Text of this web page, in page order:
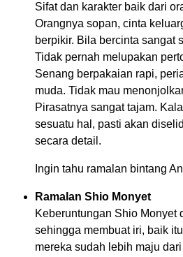
Sifat dan karakter baik dari
Orangnya sopan, cinta
berpikir. Bila bercinta sangat
Tidak pernah melupakan
Senang berpakaian rapi,
muda. Tidak mau
Pirasatnya sangat tajam.
sesuatu hal, pasti akan
secara detail.
Ingin tahu ramalan bintang
Ramalan Shio Monyet
Keberuntungan Shio Monyet
sehingga membuat iri, baik
mereka sudah lebih maju